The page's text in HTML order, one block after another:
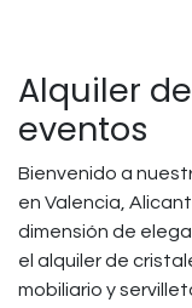
Alquiler
eventos
Bienvenido a
en Valencia,
dimensión de
el alquiler de
mobiliario y